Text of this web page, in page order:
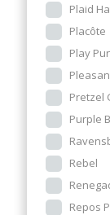
Plaid
Placôte
Play
Pretzel
Purple
Rebel
Repos